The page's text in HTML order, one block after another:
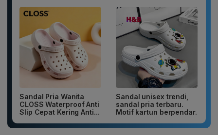
Sandal Pria Wanita
CLOSS Waterproof Anti
Slip Cepat Kering Anti...
Sandal unisex trendi,
sandal pria terbaru.
Motif kartun berpendar.